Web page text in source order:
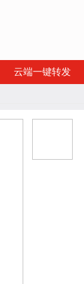
云端一键转发